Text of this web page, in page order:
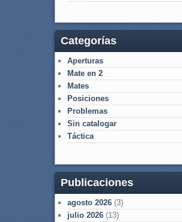
Categorías
Aperturas
Mate en 2
Mates
Posiciones
Problemas
Sin catalogar
Táctica
Publicaciones
agosto 2026(3)
julio 2026(13)